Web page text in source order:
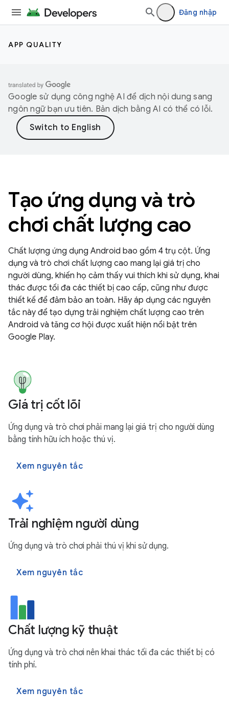
Đăng nhập
APP QUALITY
Google sử dụng công nghệ AI để dịch nội dung sang
ngôn ngữ bạn ưu tiên. Bản dịch bằng AI có thể có lỗi.
Tạo ứng dụng và trò
chơi chất lượng cao
Chất lượng ứng dụng Android bao gồm 4 trụ cột. Ứng
dụng và trò chơi chất lượng cao mang lại giá trị cho
người dùng, khiến họ cảm thấy vui thích khi sử dụng, khai
thác được tối đa các thiết bị cao cấp, cũng như được
thiết kế để đảm bảo an toàn. Hãy áp dụng các nguyên
tắc này để tạo dựng trải nghiệm chất lượng cao trên
Android và tăng cơ hội được xuất hiện nổi bật trên
Google Play.
Giá trị cốt lõi
Ứng dụng và trò chơi phải mang lại giá trị cho người dùng
bằng tính hữu ích hoặc thú vị.
Xem nguyên tắc
Trải nghiệm người dùng
Ứng dụng và trò chơi phải thú vị khi sử dụng.
Xem nguyên tắc
Chất lượng kỹ thuật
Ứng dụng và trò chơi nên khai thác tối đa các thiết bị có
tính phí.
Xem nguyên tắc